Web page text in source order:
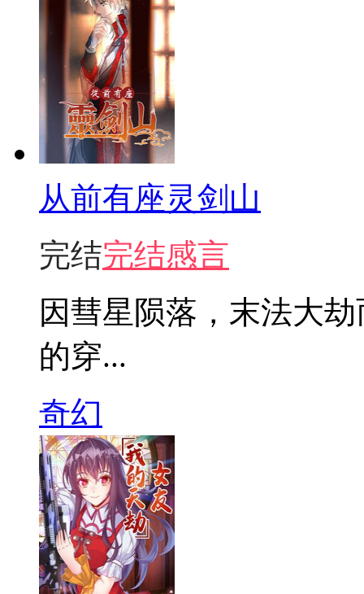
从前有座灵剑山
完结完结感言
因彗星陨落，末法大
的穿...
奇幻